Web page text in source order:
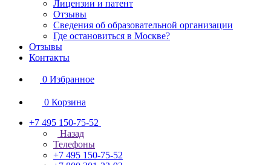
Лицензии и патент
Отзывы
Сведения об образовательной организации
Где остановиться в Москве?
Отзывы
Контакты
0 Избранное
0 Корзина
+7 495 150-75-52
Назад
Телефоны
+7 495 150-75-52